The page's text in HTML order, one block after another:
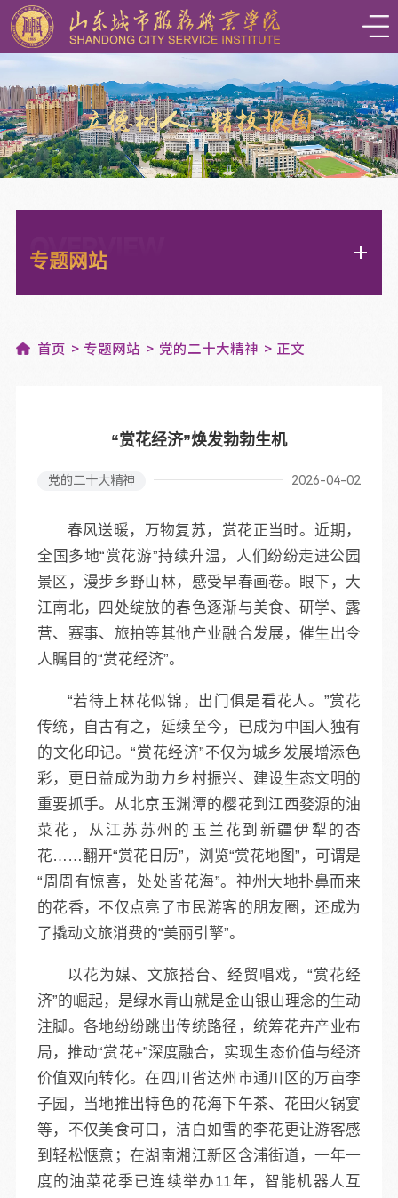
OVERVIEW
专题网站
首页 专题网站 党的二十大精神 正文
“赏花经济”焕发勃勃生机
党的二十大精神 2026-04-02
春风送暖，万物复苏，赏花正当时。近期，
全国多地“赏花游”持续升温，人们纷纷走进公园
景区，漫步乡野山林，感受早春画卷。眼下，大
江南北，四处绽放的春色逐渐与美食、研学、露
营、赛事、旅拍等其他产业融合发展，催生出令
人瞩目的“赏花经济”。
“若待上林花似锦，出门俱是看花人。”赏花
传统，自古有之，延续至今，已成为中国人独有
的文化印记。“赏花经济”不仅为城乡发展增添色
彩，更日益成为助力乡村振兴、建设生态文明的
重要抓手。从北京玉渊潭的樱花到江西婺源的油
菜花，从江苏苏州的玉兰花到新疆伊犁的杏
花……翻开“赏花日历”，浏览“赏花地图”，可谓是
“周周有惊喜，处处皆花海”。神州大地扑鼻而来
的花香，不仅点亮了市民游客的朋友圈，还成为
了撬动文旅消费的“美丽引擎”。
以花为媒、文旅搭台、经贸唱戏，“赏花经
济”的崛起，是绿水青山就是金山银山理念的生动
注脚。各地纷纷跳出传统路径，统筹花卉产业布
局，推动“赏花+”深度融合，实现生态价值与经济
价值双向转化。在四川省达州市通川区的万亩李
子园，当地推出特色的花海下午茶、花田火锅宴
等，不仅美食可口，洁白如雪的李花更让游客感
到轻松惬意；在湖南湘江新区含浦街道，一年一
度的油菜花季已连续举办11年，智能机器人互